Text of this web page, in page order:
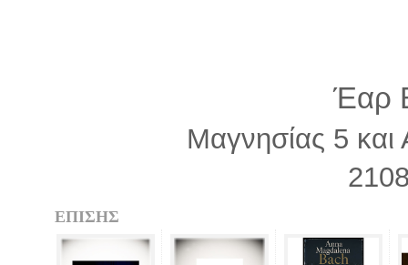
Έαρ
Μαγνησίας 5 και
ΕΠΙΣΗΣ